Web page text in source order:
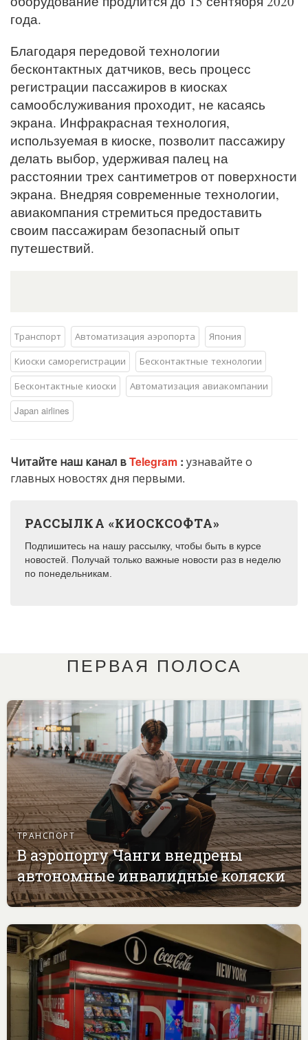
года.
Благодаря передовой технологии
бесконтактных датчиков, весь процесс
регистрации пассажиров в киосках
самообслуживания проходит, не касаясь
экрана. Инфракрасная технология,
используемая в киоске, позволит пассажиру
делать выбор, удерживая палец на
расстоянии трех сантиметров от поверхности
экрана. Внедряя современные технологии,
авиакомпания стремиться предоставить
своим пассажирам безопасный опыт
путешествий.
Транспорт Автоматизация аэропорта
Япония
Киоски саморегистрации
Бесконтактные технологии
Бесконтактные киоски
Автоматизация авиакомпании
Japan airlines
Читайте наш канал вTelegram : узнавайте о
главных новостях дня первыми.
РАССЫЛКА «КИОСКСОФТА»
Подпишитесь на нашу рассылку, чтобы быть в курсе
новостей. Получай только важные новости раз в неделю
по понедельникам.
ПЕРВАЯ ПОЛОСА
ТРАНСПОРТ
В аэропорту Чанги внедрены
автономные инвалидные коляски